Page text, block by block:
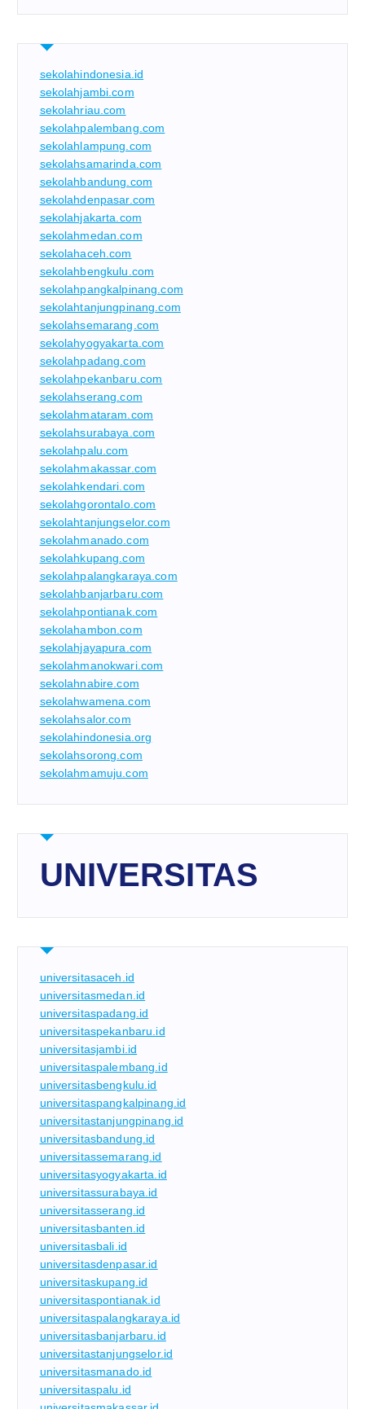
sekolahindonesia.id
sekolahjambi.com
sekolahriau.com
sekolahpalembang.com
sekolahlampung.com
sekolahsamarinda.com
sekolahbandung.com
sekolahdenpasar.com
sekolahjakarta.com
sekolahmedan.com
sekolahaceh.com
sekolahbengkulu.com
sekolahpangkalpinang.com
sekolahtanjungpinang.com
sekolahsemarang.com
sekolahyogyakarta.com
sekolahpadang.com
sekolahpekanbaru.com
sekolahserang.com
sekolahmataram.com
sekolahsurabaya.com
sekolahpalu.com
sekolahmakassar.com
sekolahkendari.com
sekolahgorontalo.com
sekolahtanjungselor.com
sekolahmanado.com
sekolahkupang.com
sekolahpalangkaraya.com
sekolahbanjarbaru.com
sekolahpontianak.com
sekolahambon.com
sekolahjayapura.com
sekolahmanokwari.com
sekolahnabire.com
sekolahwamena.com
sekolahsalor.com
sekolahindonesia.org
sekolahsorong.com
sekolahmamuju.com
UNIVERSITAS
universitasaceh.id
universitasmedan.id
universitaspadang.id
universitaspekanbaru.id
universitasjambi.id
universitaspalembang.id
universitasbengkulu.id
universitaspangkalpinang.id
universitastanjungpinang.id
universitasbandung.id
universitassemarang.id
universitasyogyakarta.id
universitassurabaya.id
universitasserang.id
universitasbanten.id
universitasbali.id
universitasdenpasar.id
universitaskupang.id
universitaspontianak.id
universitaspalangkaraya.id
universitasbanjarbaru.id
universitastanjungselor.id
universitasmanado.id
universitaspalu.id